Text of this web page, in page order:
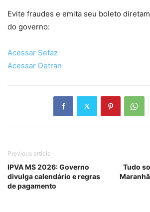
Evite fraudes e emita seu boleto
do governo:
Acessar Sefaz
Acessar Detran
Previous article
IPVA MS 2026: Governo
divulga calendário e regras
de pagamento
Tudo